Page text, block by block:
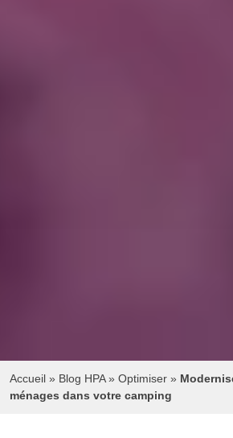
Accueil » Blog HPA» Optimiser »
ménages dans votre camping